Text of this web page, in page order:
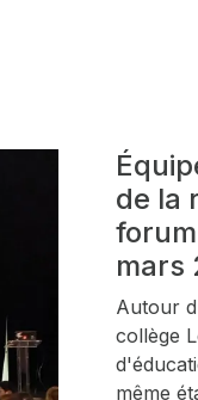
de la
mars
Autour
collège
même